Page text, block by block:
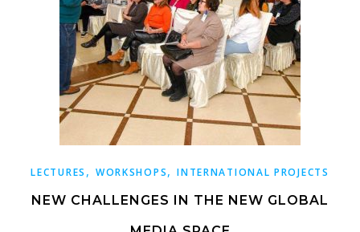
LECTURES , WORKSHOPS,INTERNATIONAL PROJECTS
NEW CHALLENGES IN THE NEW GLOBAL